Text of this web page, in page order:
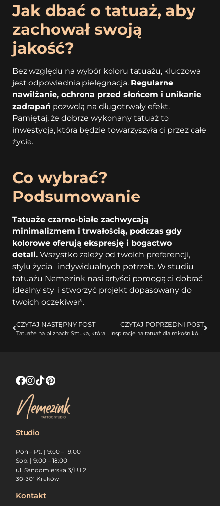
Jak dbać o tatuaż, aby
zachował swoją
jakość?
Bez względu na wybór koloru tatuażu, kluczowa
jest odpowiednia pielęgnacja. Regularne
nawilżanie, ochrona przed słońcem i unikanie
zadrapań pozwolą na długotrwały efekt.
Pamiętaj, że dobrze wykonany tatuaż to
inwestycja, która będzie towarzyszyła ci przez całe
życie.
Co wybrać?
Podsumowanie
Tatuaże czarno-białe zachwycają
minimalizmem i trwałością, podczas gdy
kolorowe oferują ekspresję i bogactwo
detali. Wszystko zależy od twoich preferencji,
stylu życia i indywidualnych potrzeb. W studiu
tatuażu Nemezink nasi artyści pomogą ci dobrać
idealny styl i stworzyć projekt dopasowany do
twoich oczekiwań.
CZYTAJ NASTĘPNY POST
Tatuaże na bliznach: Sztuka, która pomaga zaakceptować przeszłość
CZYTAJ POPRZEDNI POST
Inspiracje na tatuaż dla miłośników natury
Studio
Pon – Pt. | 9:00 – 19:00
Sob. | 9:00 – 18:00
ul. Sandomierska 3/LU 2
30-301 Kraków
Kontakt